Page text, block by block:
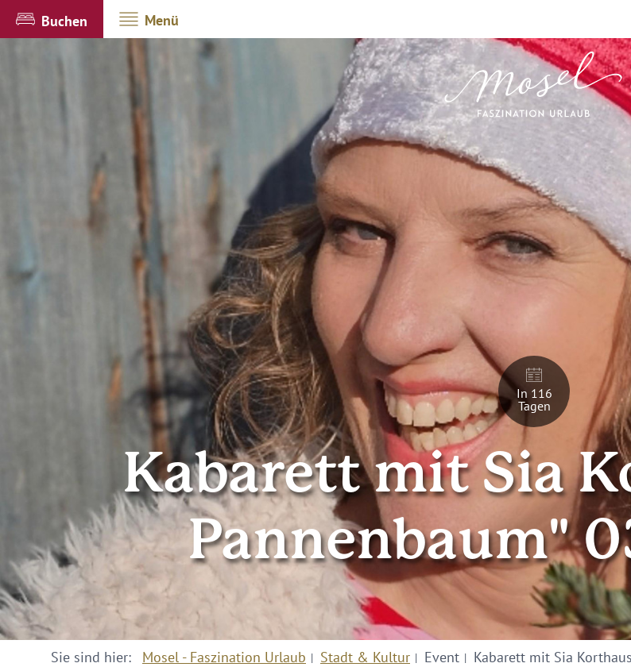
Buchen Menü
In 116
Tagen
Kabarett mit Sia
Pannenbaum"
Sie sind hier: Mosel - Faszination Urlaub Stadt & Kultur Event Kabarett mit Sia